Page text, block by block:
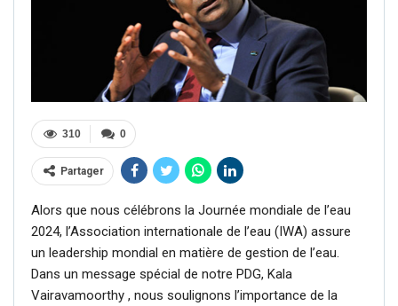
0
310
Partager
Alors que nous célébrons la Journée mondiale de l’eau
2024, l’Association internationale de l’eau (IWA) assure
un leadership mondial en matière de gestion de l’eau.
Dans un message spécial de notre PDG, Kala
Vairavamoorthy , nous soulignons l’importance de la